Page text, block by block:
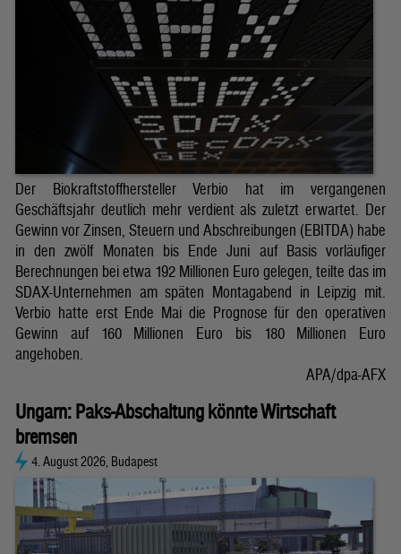
Der Biokraftstoffhersteller Verbio hat im vergangenen
Geschäftsjahr deutlich mehr verdient als zuletzt erwartet. Der
Gewinn vor Zinsen, Steuern und Abschreibungen (EBITDA) habe
in den zwölf Monaten bis Ende Juni auf Basis vorläufiger
Berechnungen bei etwa 192 Millionen Euro gelegen, teilte das im
SDAX-Unternehmen am späten Montagabend in Leipzig mit.
Verbio hatte erst Ende Mai die Prognose für den operativen
Gewinn auf 160 Millionen Euro bis 180 Millionen Euro
angehoben.
APA/dpa-AFX
Ungarn: Paks-Abschaltung könnte Wirtschaft
bremsen
4. August 2026, Budapest